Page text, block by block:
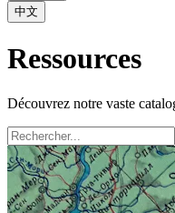
中文
Ressources
Découvrez notre vaste